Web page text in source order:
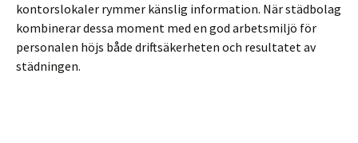
kontorslokaler rymmer känslig information. När städbolag
kombinerar dessa moment med en god arbetsmiljö för
personalen höjs både driftsäkerheten och resultatet av
städningen.